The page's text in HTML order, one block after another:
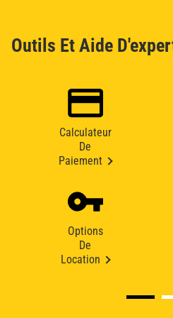
Outils Et Aide
Calculateur
De
Paiement
Options
De
Location